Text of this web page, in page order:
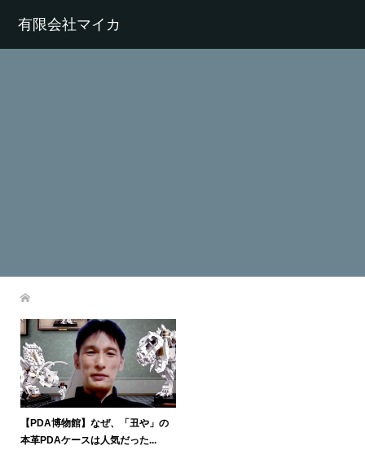
有限会社マイカ
【PDA博物館】なぜ、「丑や」の
本革PDAケースは人気だった...